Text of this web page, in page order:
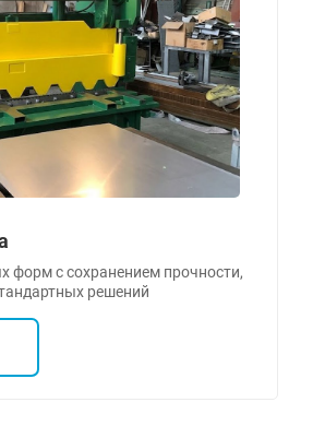
форм с сохранением прочности,
решений